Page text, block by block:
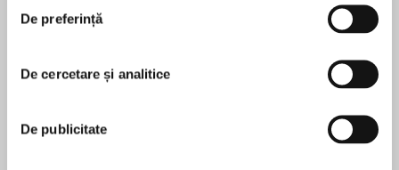
De preferință
De cercetare și analitice
De publicitate
The spicy epic fantasy romance sensation that
'Just when I thought it wouldn't get better, you
MAI MULT
pentru această carte